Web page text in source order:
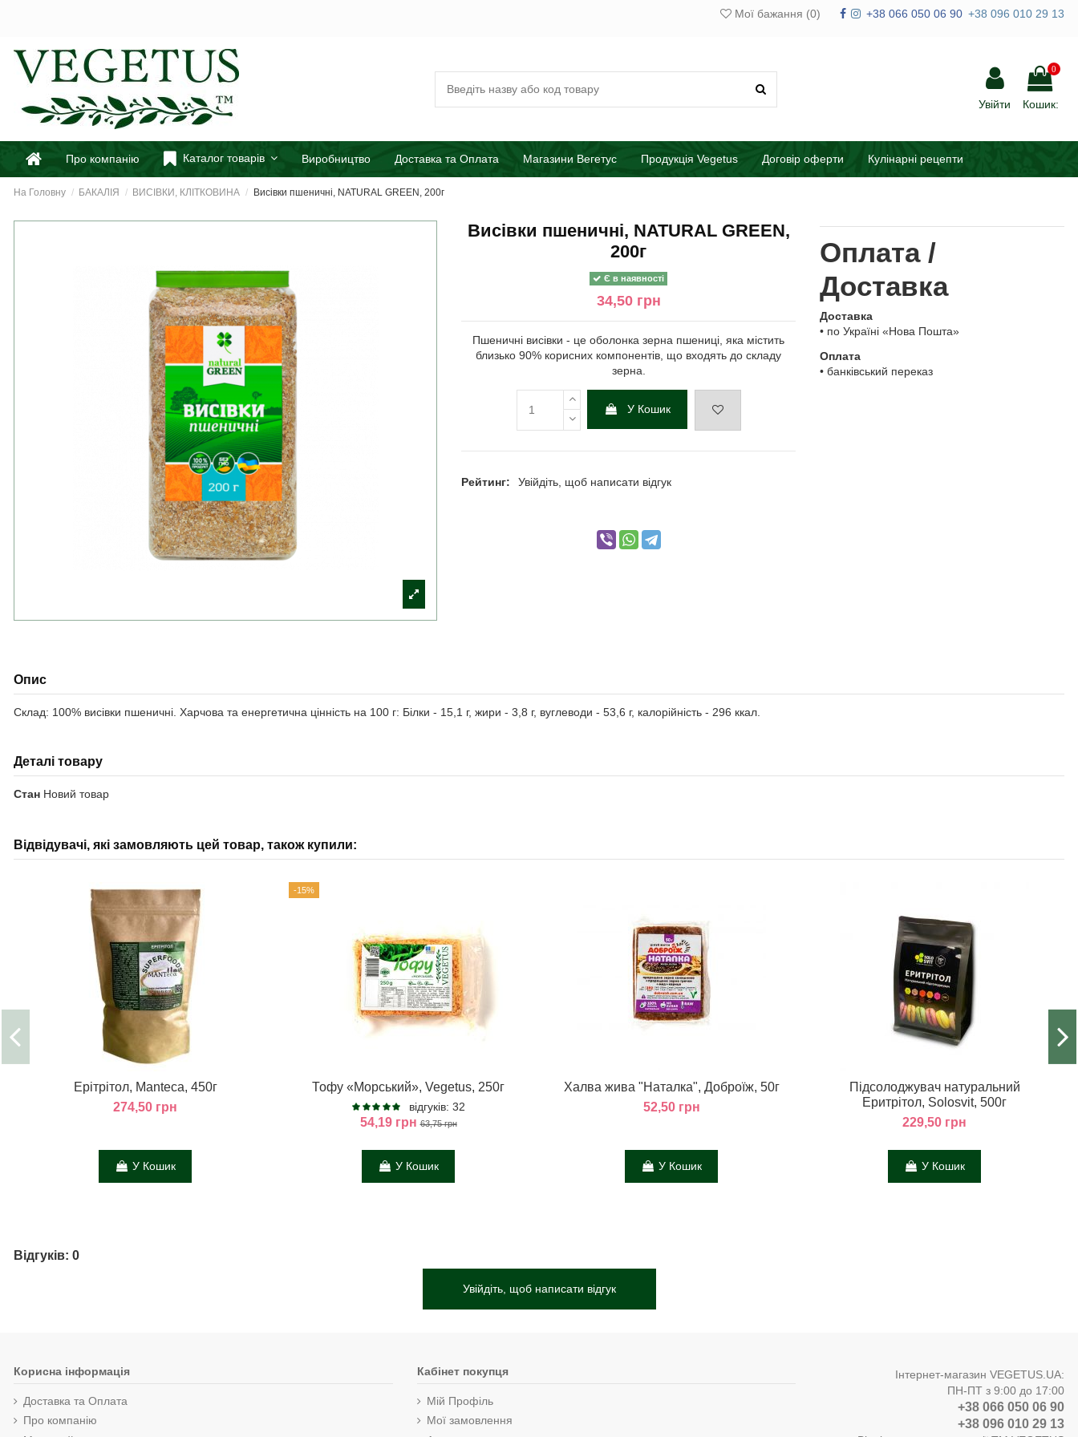
Мої бажання (0) +38 066 050 06 90 +38 096 010 29 13
Увійти
0
Кошик:
Про компанію Каталог товарів Виробництво Доставка та Оплата Магазини Вегетус Продукція Vegetus Договір оферти Кулінарні рецепти
На Головну БАКАЛІЯ ВИСІВКИ, КЛІТКОВИНА Висівки пшеничні, NATURAL GREEN, 200г
Висівки пшеничні, NATURAL GREEN,
200г
Є в наявності
34,50 грн
Пшеничні висівки - це оболонка зерна пшениці, яка містить
близько 90% корисних компонентів, що входять до складу
зерна.
У Кошик
Рейтинг: Увійдіть, щоб написати відгук
Оплата /
Доставка
Доставка
• по Україні «Нова Пошта»
Оплата
• банківський переказ
Опис
Склад: 100% висівки пшеничні. Харчова та енергетична цінність на 100 г: Білки - 15,1 г, жири - 3,8 г, вуглеводи - 53,6 г, калорійність - 296 ккал.
Деталі товару
Стан Новий товар
Відвідувачі, які замовляють цей товар, також купили:
Ерітрітол, Manteca, 450г
274,50 грн
У Кошик
-15%
Тофу «Морський», Vegetus, 250г
відгуків: 32
54,19 грн 63,75 грн
У Кошик
Халва жива "Наталка", Доброїж, 50г
52,50 грн
У Кошик
Підсолоджувач натуральний
Еритрітол, Solosvit, 500г
229,50 грн
У Кошик
Відгуків: 0
Увійдіть, щоб написати відгук
Корисна інформація
Доставка та Оплата
Про компанію
Кабінет покупця
Мій Профіль
Мої замовлення
Інтернет-магазин VEGETUS.UA:
ПН-ПТ з 9:00 до 17:00
+38 066 050 06 90
+38 096 010 29 13